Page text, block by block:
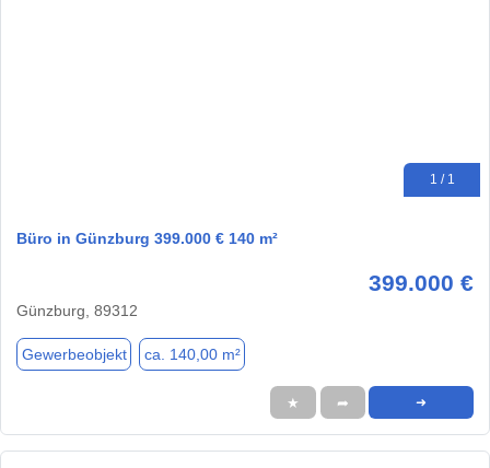
1 / 1
Büro in Günzburg 399.000 € 140 m²
399.000 €
Günzburg, 89312
Gewerbeobjekt ca. 140,00 m²
★ ➦ ➜